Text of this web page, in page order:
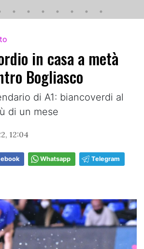
in casa a metà
Bogliasco
di A1: biancoverdi al
di un mese
12:04
Whatsapp Telegram